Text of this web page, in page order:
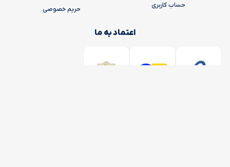
حساب کاربری
حریم خصوصی
اعتماد به ما